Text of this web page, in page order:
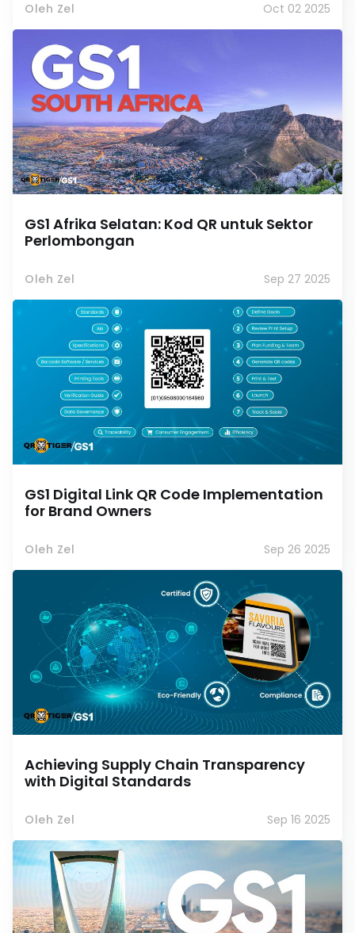
Oleh Zel Oct 02 2025
GS1 Afrika Selatan: Kod QR untuk Sektor
Perlombongan
Oleh Zel Sep 27 2025
GS1 Digital Link QR Code Implementation
for Brand Owners
Oleh Zel Sep 26 2025
Achieving Supply Chain Transparency
with Digital Standards
Oleh Zel Sep 16 2025